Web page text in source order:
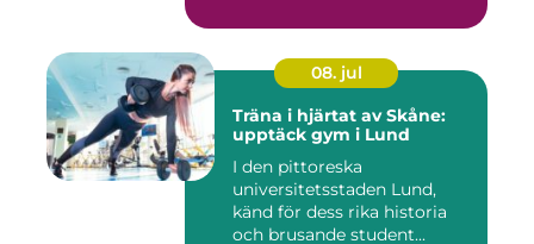
08. jul
Träna i hjärtat av Skåne:
upptäck gym i Lund
I den pittoreska
universitetsstaden Lund,
känd för dess rika historia
och brusande student...